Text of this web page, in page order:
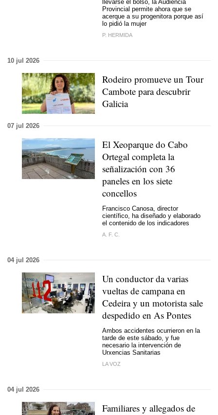
llevarse el bolso, la Audiencia
Provincial permite ahora que se
acerque a su progenitora porque así
lo pidió la mujer
P. HERMIDA
10 jul 2026
Rodeiro promueve un Tour
Cambote para descubrir
Galicia
07 jul 2026
El Xeoparque do Cabo
Ortegal completa la
señalización con 36
paneles en los siete
concellos
Francisco Canosa, director
científico, ha diseñado y elaborado
el contenido de los indicadores
A. F. C.
04 jul 2026
Un conductor da varias
vueltas de campana en
Cedeira y un motorista sale
despedido en As Pontes
Ambos accidentes ocurrieron en la
tarde de este sábado, y fue
necesario la intervención de
Urxencias Sanitarias
LA VOZ
04 jul 2026
Familiares y allegados de